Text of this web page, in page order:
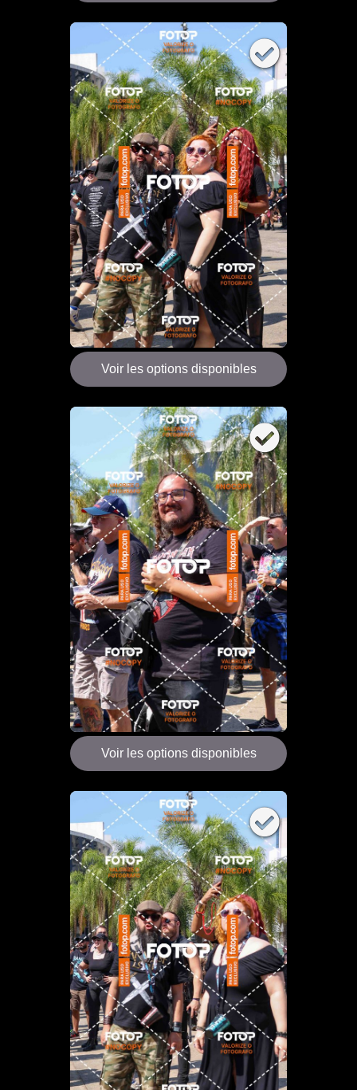
Voir les options disponibles
Voir les options disponibles